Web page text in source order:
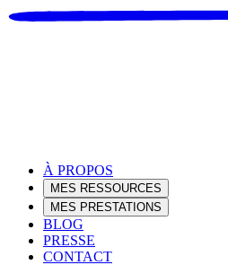
À PROPOS
MES RESSOURCES
MES PRESTATIONS
BLOG
PRESSE
CONTACT